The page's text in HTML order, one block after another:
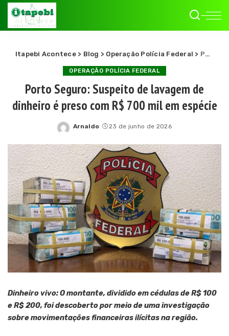
Itapebi Acontece> Blog > Operação Polícia Federal > Porto Seguro: Suspeito de lavagem de dinheiro é preso com R$ 700 mil em espécie
OPERAÇÃO POLÍCIA FEDERAL
Porto Seguro: Suspeito de lavagem de
dinheiro é preso com R$ 700 mil em espécie
Posted
Arnaldo 23 de junho de 2026
Dinheiro vivo: O montante, dividido em cédulas de R$ 100
e R$ 200, foi descoberto por meio de uma investigação
sobre movimentações financeiras ilícitas na região.